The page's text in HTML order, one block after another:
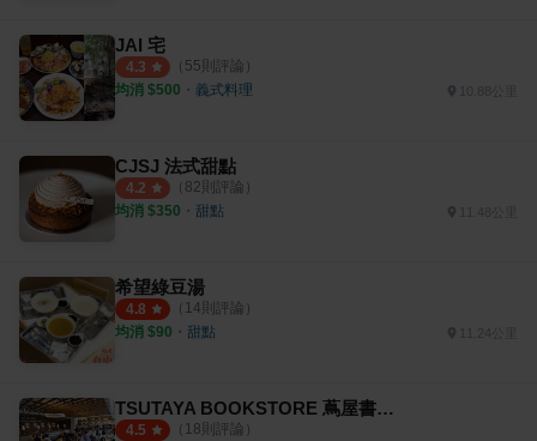
JAI 宅
4.3 （ 55則評論）
均消 $500 ・ 義式料理
CJSJ 法式甜點
4.2 （ 82則評論）
均消 $350 ・ 甜點 11.48公里
希望綠豆湯
4.8 （ 14則評論）
均消 $90 ・ 甜點 11.24公里
TSUTAYA BOOKSTORE 蔦屋書店 臺中市政店
4.5 （ 18則評論）